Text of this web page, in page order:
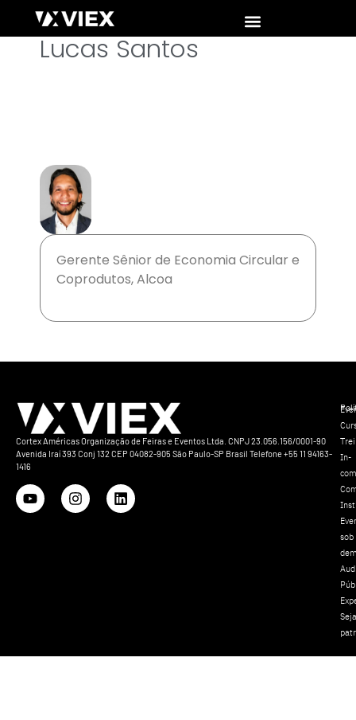
Lucas Santos
Gerente Sênior de Economia Circular e
Coprodutos, Alcoa
Cortex Américas Organização de Feiras e Eventos Ltda. CNPJ 23.056.156/0001-90
Avenida Iraí 393 Conj 132 CEP 04082-905 São Paulo-SP Brasil Telefone +55 11 94163-
1416
In-
sob